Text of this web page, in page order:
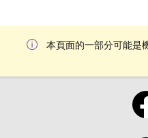
本頁面的一部分可能是